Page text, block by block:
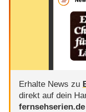
Erhalte News zu
direkt auf dein
fernsehserien.de